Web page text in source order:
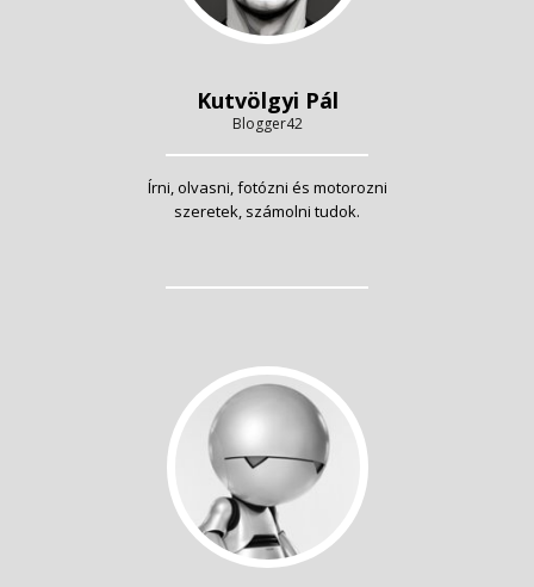
Kutvölgyi Pál
Blogger42
Írni, olvasni, fotózni és motorozni
szeretek, számolni tudok.